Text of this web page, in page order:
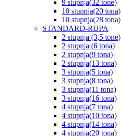
9 stupnja(32 tone)
10 stupnja(20 tona)
10 stupnja(28 tona)
STANDARD-RUPA
2 stupnja (3,5 tone)
2 stupnja (6 tona)
2 stupnja(9 tona)
2 stupnja(13 tona)
3 stupnja(5 tona)
3 stupnja(8 tona)
3 stupnja(11 tona)
3 stupnja(16 tona)
4 stupnja(7 tona)
4 stupnja(10 tona)
4 stupnja(14 tona)
4 stupnja(20 tona)